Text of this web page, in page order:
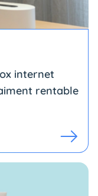
internet
rentable